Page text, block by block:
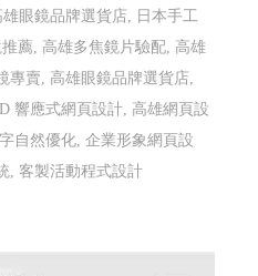
眼鏡品牌選貨店, 日本手工
薦, 高雄多焦鏡片驗配, 高雄
專賣, 高雄眼鏡品牌選貨店,
響應式網頁設計, 高雄網頁設
自然優化, 企業形象網頁設
, 客製活動程式設計